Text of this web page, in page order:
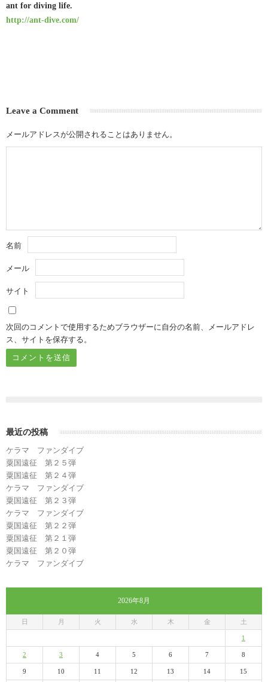
ant for diving life.
http://ant-dive.com/
Leave a Comment
メールアドレスが公開されることはありません。
名前
メール
サイト
次回のコメントで使用するためブラウザーに自分の名前、メールアドレ
ス、サイトを保存する。
最近の投稿
ケラマ ファンダイブ
粟国遠征 第２５弾
粟国遠征 第２４弾
ケラマ ファンダイブ
粟国遠征 第２３弾
ケラマ ファンダイブ
粟国遠征 第２２弾
粟国遠征 第２１弾
粟国遠征 第２０弾
ケラマ ファンダイブ
2026年8月
日 月 火 水 木 金 土
1
2 3 4 5 6 7 8
9 10 11 12 13 14 15